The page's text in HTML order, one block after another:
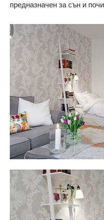
предназначен за сън и